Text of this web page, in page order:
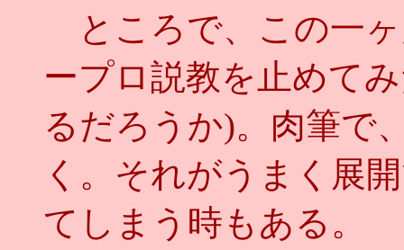
ところで、この一
ープロ説教を止めて
るだろうか)。肉筆で
く。それがうまく展
てしまう時もある。